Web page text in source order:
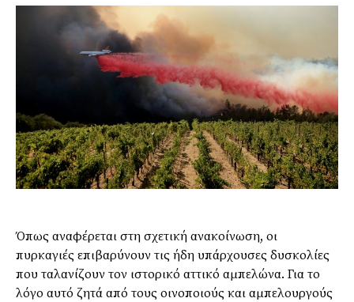
Όπως αναφέρεται στη σχετική ανακοίνωση, οι
πυρκαγιές επιβαρύνουν τις ήδη υπάρχουσες δυσκολίες
που ταλανίζουν τον ιστορικό αττικό αμπελώνα. Για το
λόγο αυτό ζητά από τους οινοποιούς και αμπελουργούς